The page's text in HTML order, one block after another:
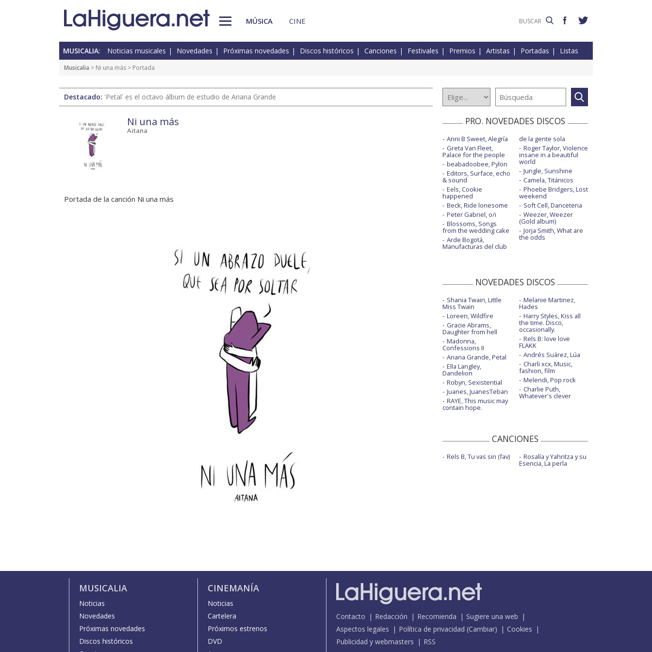
MÚSICA CINE
MUSICALIA: Noticias musicales Novedades Próximas novedades Discos históricos Canciones Festivales Premios Artistas Portadas Listas
Musicalia > Ni una más > Portada
Destacado: 'Petal' es el octavo álbum de estudio de Ariana Grande
Ni una más
Aitana
Portada de la canción Ni una más
PRO. NOVEDADES DISCOS
Anni B Sweet, Alegría
Greta Van Fleet,
Palace for the people
beabadoobee, Pylon
Editors, Surface, echo
& sound
Eels, Cookie
happened
Beck, Ride lonesome
Peter Gabriel, o/i
Blossoms, Songs
from the wedding cake
Arde Bogotá,
Manufacturas del club
de la gente sola
Roger Taylor, Violence
insane in a beautiful
world
Jungle, Sunshine
Camela, Titánicos
Phoebe Bridgers, Lost
weekend
Soft Cell, Danceteria
Weezer, Weezer
(Gold album)
Jorja Smith, What are
the odds
NOVEDADES DISCOS
Shania Twain, Little
Miss Twain
Loreen, Wildfire
Gracie Abrams,
Daughter from hell
Madonna,
Confessions II
Ariana Grande, Petal
Ella Langley,
Dandelion
Robyn, Sexistential
Juanes, JuanesTeban
RAYE, This music may
contain hope.
Melanie Martinez,
Hades
Harry Styles, Kiss all
the time. Disco,
occasionally.
Rels B: love love
FLAKK
Andrés Suárez, Lúa
Charli xcx, Music,
fashion, film
Melendi, Pop rock
Charlie Puth,
Whatever's clever
CANCIONES
Rels B, Tu vas sin (fav) Rosalía y Yahritza y su
Esencia, La perla
MUSICALIA
Noticias
Novedades
Próximas novedades
Discos históricos
CINEMANÍA
Noticias
Cartelera
Próximos estrenos
DVD
Contacto Redacción Recomienda
Sugiere una web
Aspectos legales
Política de privacidad (Cambiar)
Cookies
Publicidad y webmasters
RSS